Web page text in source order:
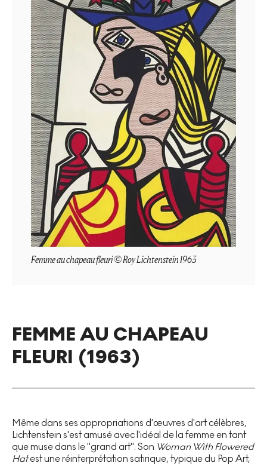
Femme au chapeau fleuri © Roy Lichtenstein 1963
FEMME AU CHAPEAU
FLEURI (1963)
Même dans ses appropriations d'œuvres d'art célèbres,
Lichtenstein s'est amusé avec l'idéal de la femme en tant
que muse dans le "grand art". Son Woman With Flowered
Hatest une réinterprétation satirique, typique du Pop Art,